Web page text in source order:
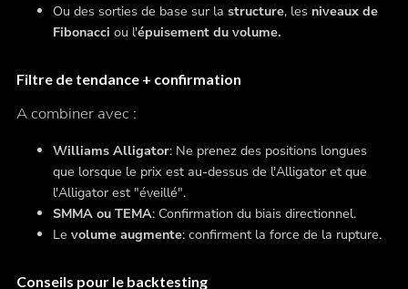
Ou des sorties de base sur la structure, les niveaux de
Fibonacci ou l'épuisement du volume.
Filtre de tendance + confirmation
A combiner avec :
Williams Alligator: Ne prenez des positions longues
que lorsque le prix est au-dessus de l'Alligator et que
l'Alligator est "éveillé".
SMMA ou TEMA: Confirmation du biais directionnel.
Le volume augmente: confirment la force de la rupture.
Conseils pour le backtesting